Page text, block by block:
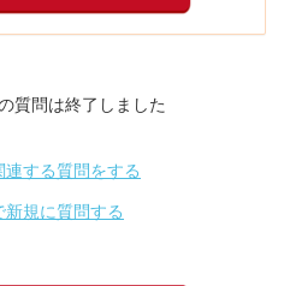
質問は終了しました
する質問をする
規に質問する